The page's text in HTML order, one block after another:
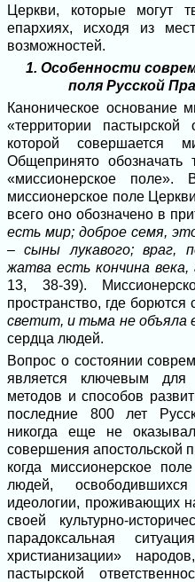
Церкви, которые могут
епархиях, исходя из
возможностей.
1. Особенности
поля Русской
Каноническое основание
«территории пастырской
которой совершается
Общепринято обозначать
«миссионерское поле».
миссионерское поле
всего оно обозначено в
есть мир; доброе семя,
– сыны лукавого; враг,
жатва есть кончина
13, 38-39).
пространство, где борются
светит, и тьма не объяла
сердца людей.
Вопрос о состоянии
является ключевым для
методов и способов
последние 800 лет
никогда еще не
совершения апостольской
когда миссионерское
людей,
идеологии, проживающих
своей культурно-
парадоксальная
христианизации»
пастырской